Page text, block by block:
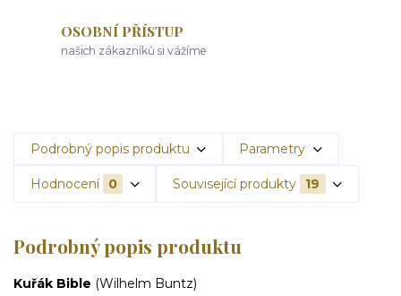
OSOBNÍ PŘÍSTUP
našich zákazníků si vážíme
Podrobný popis produktu Parametry
Hodnocení 0 Související produkty 19
Podrobný popis produktu
Kuřák Bible (Wilhelm Buntz)